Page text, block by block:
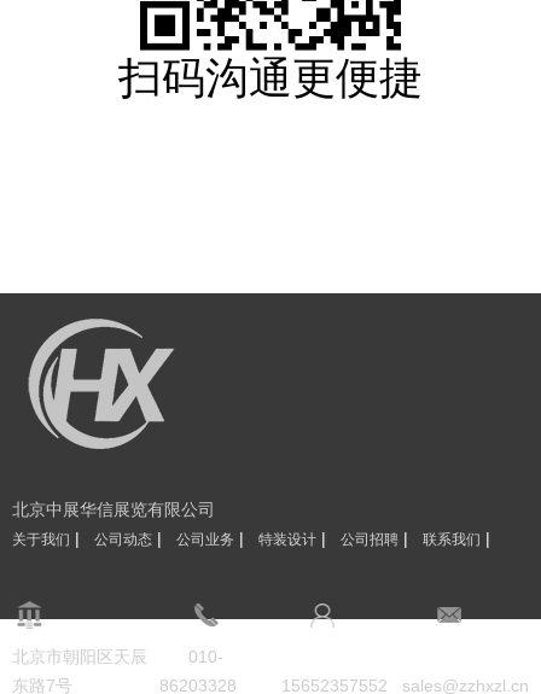
扫码沟通更便捷
北京中展华信展览有限公司
关于我们 | 公司动态 | 公司业务 | 特装设计 | 公司招聘 | 联系我们 |
北京市朝阳区天辰
东路7号
010-
86203328
15652357552 sales@zzhxzl.cn